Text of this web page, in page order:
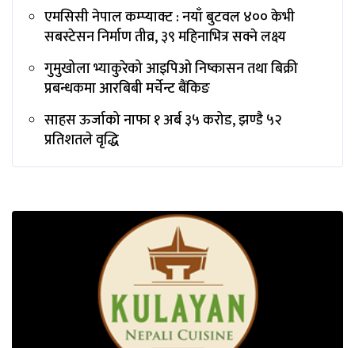
एमसिसी नेपाल कम्प्याक्ट : नयाँ बुटवल ४०० केभी
सबस्टेसन निर्माण तीव्र, ३९ महिनाभित्र सक्ने लक्ष्य
गुमुखोला भ्याकुरेको आइपिओ निष्कासन तथा बिक्री
प्रबन्धकमा आरबिबी मर्चेन्ट बैंकिङ
साहस ऊर्जाको नाफा १ अर्ब ३५ करोड, झण्डै ५२
प्रतिशतले वृद्धि